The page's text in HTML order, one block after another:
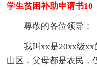
学生贫困补助申请书10
尊敬的各位领导：
我叫xx是20xx级
山区，父母都是农民，